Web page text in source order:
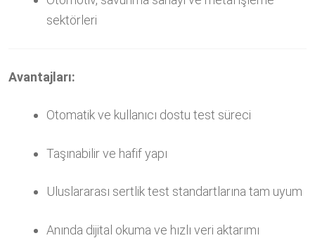
sektörleri
Avantajları:
Otomatik ve kullanıcı dostu test süreci
Taşınabilir ve hafif yapı
Uluslararası sertlik test standartlarına tam uyum
Anında dijital okuma ve hızlı veri aktarımı